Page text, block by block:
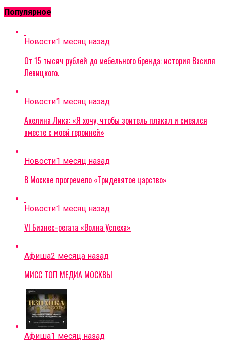
Популярное
Новости1 месяц назад
От 15 тысяч рублей до мебельного бренда: история Василя
Левицкого.
Новости1 месяц назад
Акелина Лика: «Я хочу, чтобы зритель плакал и смеялся
вместе с моей героиней»
Новости1 месяц назад
В Москве прогремело «Тридевятое царство»
Новости1 месяц назад
VI Бизнес-регата «Волна Успеха»
Афиша2 месяца назад
МИСС ТОП МЕДИА МОСКВЫ
Афиша1 месяц назад